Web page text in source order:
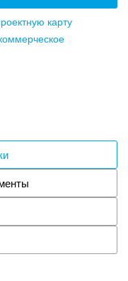
карту